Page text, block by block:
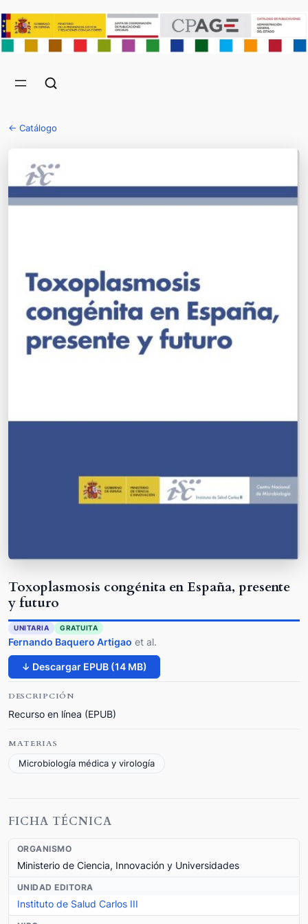
← Catálogo
Toxoplasmosis congénita en España, presente
y futuro
UNITARIA GRATUITA
Fernando Baquero Artigao et al.
↓ Descargar EPUB (14 MB)
DESCRIPCIÓN
Recurso en línea (EPUB)
MATERIAS
Microbiología médica y virología
FICHA TÉCNICA
ORGANISMO
Ministerio de Ciencia, Innovación y Universidades
UNIDAD EDITORA
Instituto de Salud Carlos III